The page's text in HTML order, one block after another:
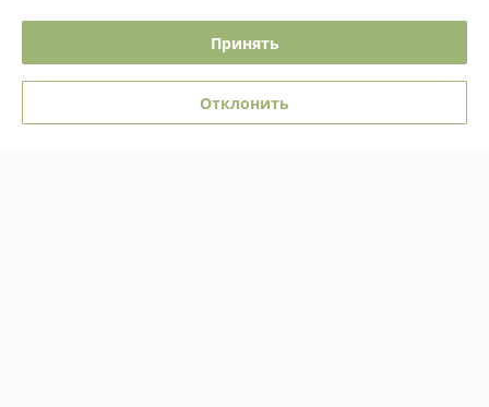
Политика обработки cookies
Сайт создан на платформе Deal.by
Принять
Отклонить